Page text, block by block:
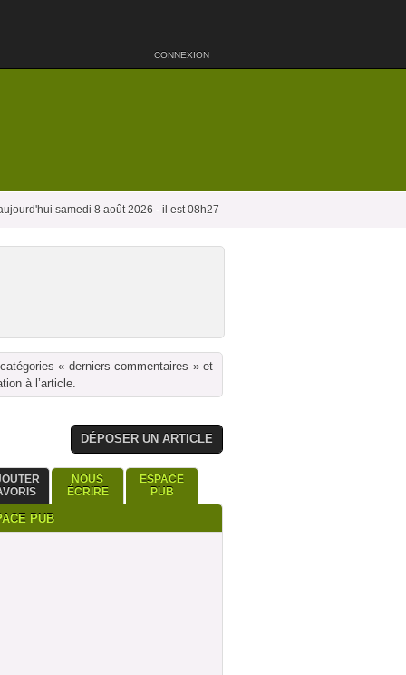
CONNEXION
samedi 8 août 2026 - il est 08h27
« derniers commentaires » et
à l’article.
DÉPOSER UN ARTICLE
NOUS
ÉCRIRE
ESPACE
PUB
PUB